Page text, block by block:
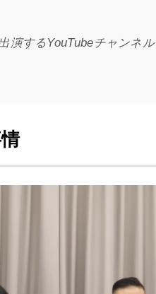
演するYouTubeチャンネル